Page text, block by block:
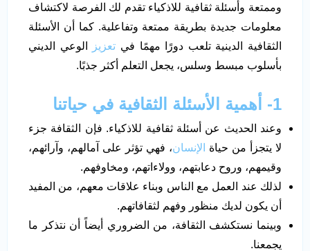
وممتعة وأسئلة ثقافية للاذكياء تقدم لك الفرصة لاكتشاف
معلومات جديدة بطريقة ممتعة وتفاعلية. كما أن الأسئلة
الثقافية الدينية تلعب دورًا مهمًا في تعزيز
الوعي الديني
بأسلوب مبسط وسلس، يجعل التعلم أكثر جذبًا.
1- أهمية الأسئلة الثقافية في حياتنا
وعند الحديث عن أسئلة ثقافية للاذكياء. فإن الثقافة جزء
لا يتجزأ من حياة
الإنسان، فهي تؤثر على آمالهم، وآرائهم،
وقيمهم، وروح دعابتهم، وولاءاتهم، ومخاوفهم.
لذلك عند العمل مع الناس وبناء علاقات معهم، من المفيد
أن يكون لديك منظور وفهم لثقافاتهم.
وبينما نستكشف الثقافة، من الضروري أيضاً أن نتذكر ما
يجمعنا.